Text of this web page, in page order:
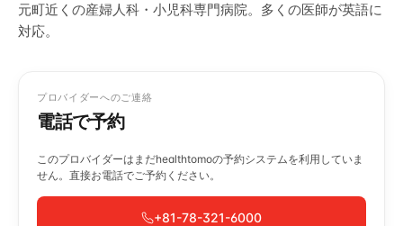
元町近くの産婦人科・小児科専門病院。多くの医師が英語に
対応。
プロバイダーへのご連絡
電話で予約
このプロバイダーはまだhealthtomoの予約システムを利用していま
せん。直接お電話でご予約ください。
+81-78-321-6000